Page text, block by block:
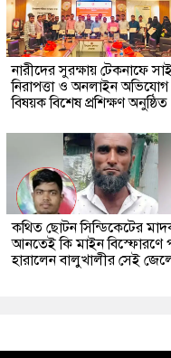
নারীদের সুরক্ষায় টেকনাফে
নিরাপত্তা ও অনলাইন অভিযোগ
বিষয়ক বিশেষ প্রশিক্ষণ অনুষ্ঠিত
কথিত ছোটন সিন্ডিকেটের
আনতেই কি মাইন বিস্ফোরণে
হারালেন বালুখালীর সেই